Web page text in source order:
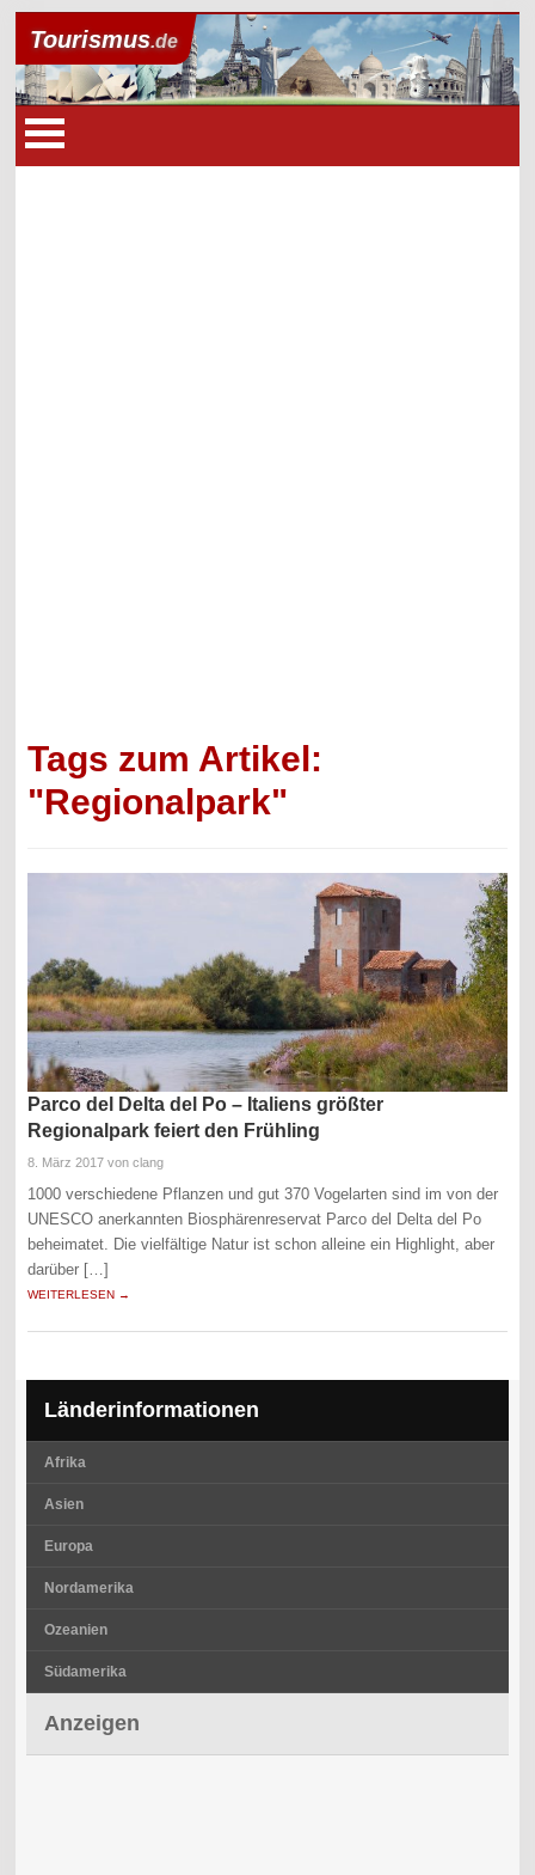
Tourismus.de
Tags zum Artikel:
"Regionalpark"
Parco del Delta del Po – Italiens größter
Regionalpark feiert den Frühling
8. März 2017 von clang
1000 verschiedene Pflanzen und gut 370 Vogelarten sind im von der
UNESCO anerkannten Biosphärenreservat Parco del Delta del Po
beheimatet. Die vielfältige Natur ist schon alleine ein Highlight, aber
darüber […]
WEITERLESEN →
Länderinformationen
Afrika
Asien
Europa
Nordamerika
Ozeanien
Südamerika
Anzeigen